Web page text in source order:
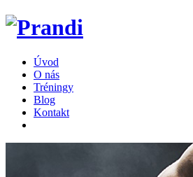
Úvod
O nás
Tréningy
Blog
Kontakt